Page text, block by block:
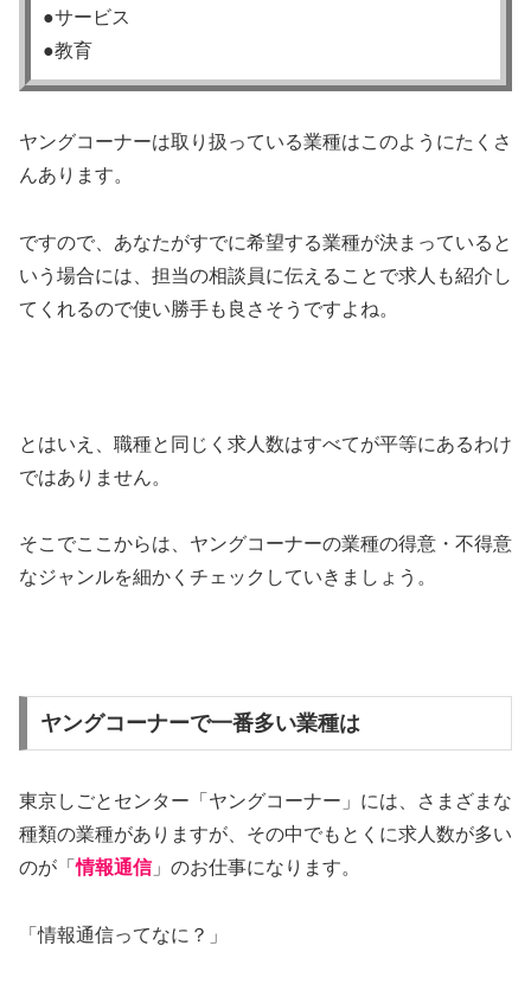
●サービス
●教育
ヤングコーナーは取り扱っている業種はこのようにたくさ
んあります。
ですので、あなたがすでに希望する業種が決まっていると
いう場合には、担当の相談員に伝えることで求人も紹介し
てくれるので使い勝手も良さそうですよね。
とはいえ、職種と同じく求人数はすべてが平等にあるわけ
ではありません。
そこでここからは、ヤングコーナーの業種の得意・不得意
なジャンルを細かくチェックしていきましょう。
ヤングコーナーで一番多い業種は
東京しごとセンター「ヤングコーナー」には、さまざまな
種類の業種がありますが、その中でもとくに求人数が多い
のが「情報通信」のお仕事になります。
「情報通信ってなに？」